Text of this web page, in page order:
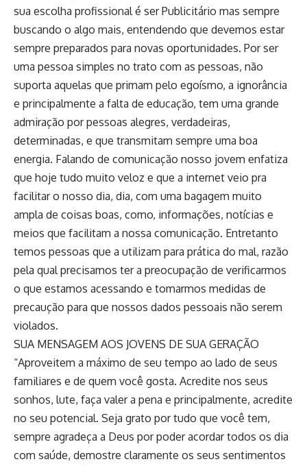
sua escolha profissional é ser Publicitário mas sempre
buscando o algo mais, entendendo que devemos estar
sempre preparados para novas oportunidades. Por ser
uma pessoa simples no trato com as pessoas, não
suporta aquelas que primam pelo egoísmo, a ignorância
e principalmente a falta de educação, tem uma grande
admiração por pessoas alegres, verdadeiras,
determinadas, e que transmitam sempre uma boa
energia. Falando de comunicação nosso jovem enfatiza
que hoje tudo muito veloz e que a internet veio pra
facilitar o nosso dia, dia, com uma bagagem muito
ampla de coisas boas, como, informações, notícias e
meios que facilitam a nossa comunicação. Entretanto
temos pessoas que a utilizam para prática do mal, razão
pela qual precisamos ter a preocupação de verificarmos
o que estamos acessando e tomarmos medidas de
precaução para que nossos dados pessoais não serem
violados.
SUA MENSAGEM AOS JOVENS DE SUA GERAÇÃO
“Aproveitem a máximo de seu tempo ao lado de seus
familiares e de quem você gosta. Acredite nos seus
sonhos, lute, faça valer a pena e principalmente, acredite
no seu potencial. Seja grato por tudo que você tem,
sempre agradeça a Deus por poder acordar todos os dia
com saúde, demostre claramente os seus sentimentos